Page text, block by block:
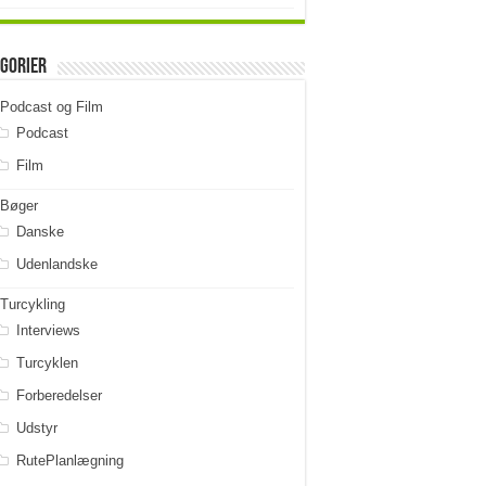
Podcast og Film
Podcast
Film
Bøger
Danske
Udenlandske
Turcykling
Interviews
Turcyklen
Forberedelser
Udstyr
RutePlanlægning